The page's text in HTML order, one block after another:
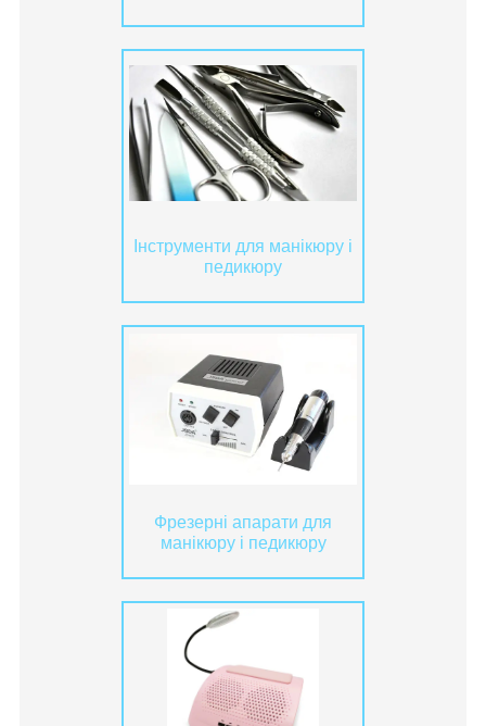
Інструменти для манікюру і
педикюру
Фрезерні апарати для
манікюру і педикюру